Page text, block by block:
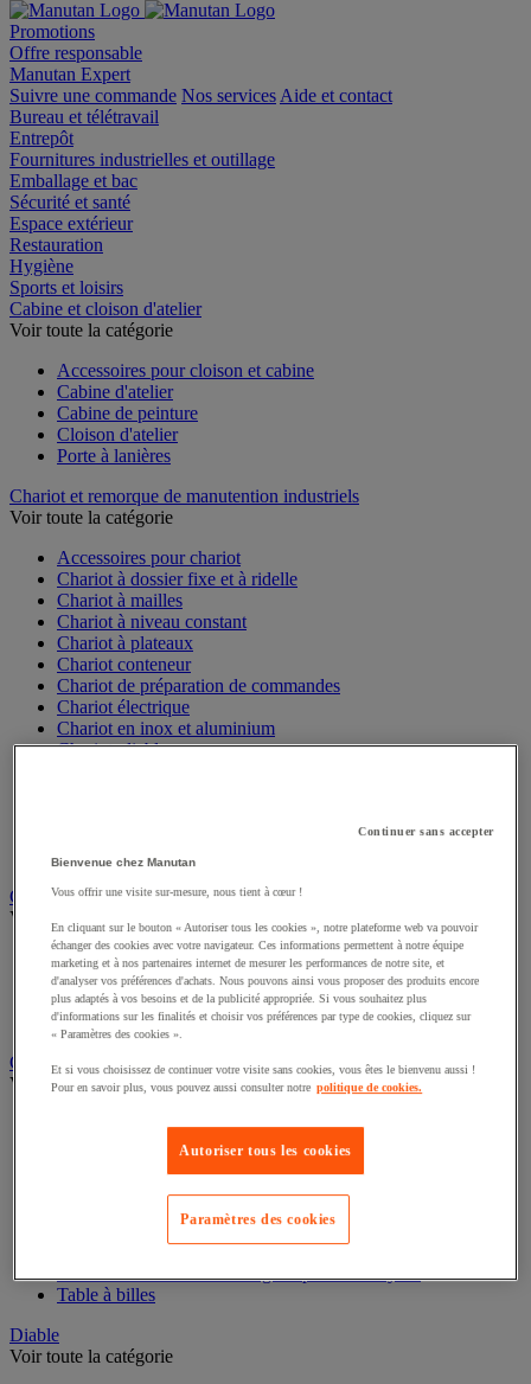
Promotions
Offre responsable
Manutan Expert
Suivre une commande Nos services Aide et contact
Bureau et télétravail
Entrepôt
Fournitures industrielles et outillage
Emballage et bac
Sécurité et santé
Espace extérieur
Restauration
Hygiène
Sports et loisirs
Cabine et cloison d'atelier
Voir toute la catégorie
Accessoires pour cloison et cabine
Cabine d'atelier
Cabine de peinture
Cloison d'atelier
Porte à lanières
Chariot et remorque de manutention industriels
Voir toute la catégorie
Accessoires pour chariot
Chariot à dossier fixe et à ridelle
Chariot à mailles
Chariot à niveau constant
Chariot à plateaux
Chariot conteneur
Chariot de préparation de commandes
Chariot électrique
Chariot en inox et aluminium
Chariot pliable
Servante et desserte de manutention
Chauffage, rafraîchisseur et déshumidificateur
Voir toute la catégorie
Chauffage au fuel
Chauffage au gaz
Chauffage électrique
Rafraîchisseur et déshumidificateur
Convoyeur
Voir toute la catégorie
Accessoires pour convoyeur
Bille de manutention
Convoyeur motorisé à bande
Convoyeur pour palettes
Rail et barrette de manutention
Table à billes
Diable
Voir toute la catégorie
Continuer sans accepter
Bienvenue chez Manutan
Vous offrir une visite sur-mesure, nous tient à cœur !
En cliquant sur le bouton « Autoriser tous les cookies », notre plateforme web va pouvoir
échanger des cookies avec votre navigateur. Ces informations permettent à notre équipe
marketing et à nos partenaires internet de mesurer les performances de notre site, et
d'analyser vos préférences d'achats. Nous pouvons ainsi vous proposer des produits encore
plus adaptés à vos besoins et de la publicité appropriée. Si vous souhaitez plus
d'informations sur les finalités et choisir vos préférences par type de cookies, cliquez sur
« Paramètres des cookies ».
Et si vous choisissez de continuer votre visite sans cookies, vous êtes le bienvenu aussi !
Pour en savoir plus, vous pouvez aussi consulter notre politique de cookies.
Autoriser tous les cookies
Paramètres des cookies